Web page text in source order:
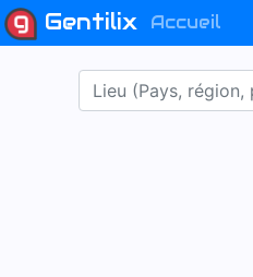
Gentilix Accueil